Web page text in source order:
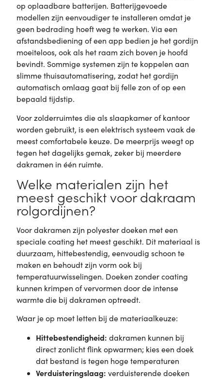
op oplaadbare batterijen. Batterijgevoede
modellen zijn eenvoudiger te installeren omdat je
geen bedrading hoeft weg te werken. Via een
afstandsbediening of een app bedien je het gordijn
moeiteloos, ook als het raam zich boven je hoofd
bevindt. Sommige systemen zijn te koppelen aan
slimme thuisautomatisering, zodat het gordijn
automatisch omlaag gaat bij felle zon of op een
bepaald tijdstip.
Voor zolderruimtes die als slaapkamer of kantoor
worden gebruikt, is een elektrisch systeem vaak de
meest comfortabele keuze. De meerprijs weegt op
tegen het dagelijks gemak, zeker bij meerdere
dakramen in één ruimte.
Welke materialen zijn het
meest geschikt voor dakraam
rolgordijnen?
Voor dakramen zijn polyester doeken met een
speciale coating het meest geschikt. Dit materiaal is
duurzaam, hittebestendig, eenvoudig schoon te
maken en behoudt zijn vorm ook bij
temperatuurwisselingen. Doeken zonder coating
kunnen krimpen of vervormen door de intense
warmte die bij dakramen optreedt.
Waar je op moet letten bij de materiaalkeuze:
Hittebestendigheid: dakramen kunnen bij
direct zonlicht flink opwarmen; kies een doek
dat bestand is tegen hoge temperaturen
Verduisteringslaag: verduisterende doeken